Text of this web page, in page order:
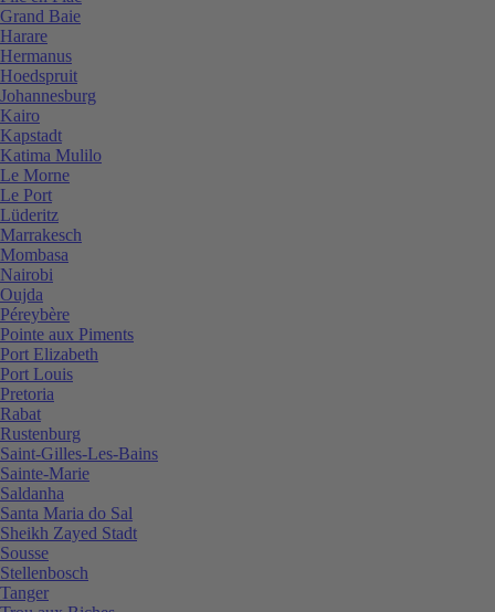
Grand Baie
Harare
Hermanus
Hoedspruit
Johannesburg
Kairo
Kapstadt
Katima Mulilo
Le Morne
Le Port
Lüderitz
Marrakesch
Mombasa
Nairobi
Oujda
Péreybère
Pointe aux Piments
Port Elizabeth
Port Louis
Pretoria
Rabat
Rustenburg
Saint-Gilles-Les-Bains
Sainte-Marie
Saldanha
Santa Maria do Sal
Sheikh Zayed Stadt
Sousse
Stellenbosch
Tanger